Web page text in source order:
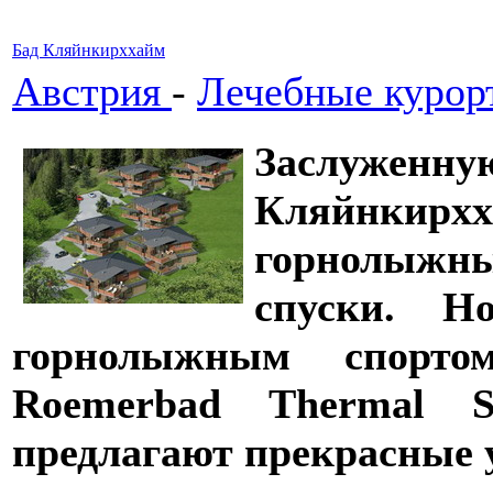
Бад Кляйнкирххайм
Австрия - Лечебные
спуски.
горнолыжным
Roemerbad Thermal
предлагают прекрасные